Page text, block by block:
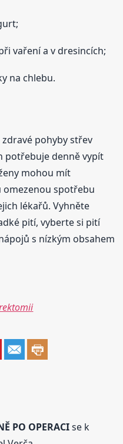
vaření a v dresincích;
na chlebu.
pohyby střev
potřebuje denně vypít
mohou mít
spotřebu
lékařů. Vyhněte
pití, vyberte si pití
s nízkým obsahem
PO OPERACIse k